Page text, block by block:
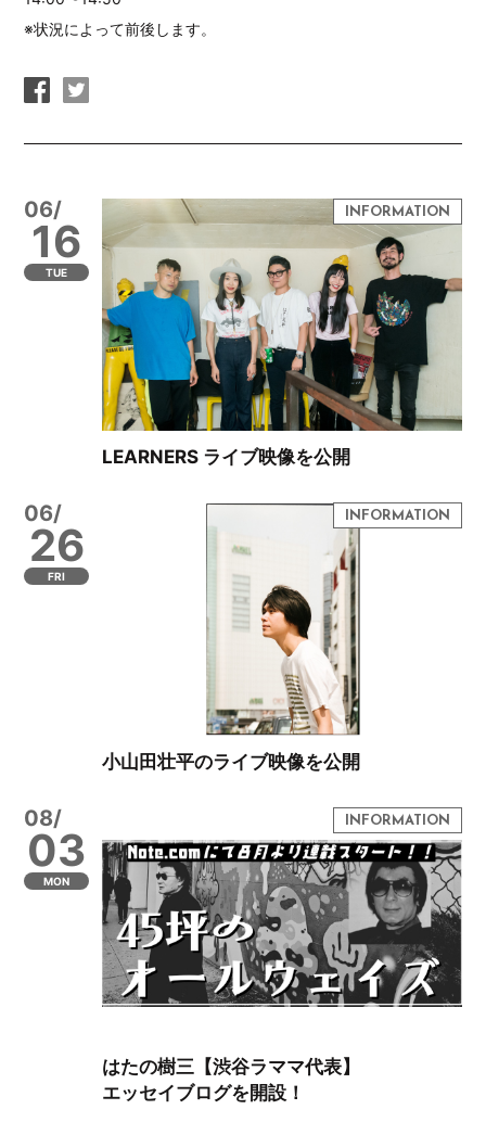
※状況によって前後します。
06/
16
TUE
LEARNERS ライブ映像を公開
06/
26
FRI
小山田壮平のライブ映像を公開
08/
03
MON
はたの樹三【渋谷ラママ代表】
エッセイブログを開設！